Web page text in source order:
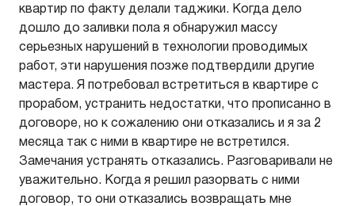
квартир по факту делали таджики. Когда дело
дошло до заливки пола я обнаружил массу
серьезных нарушений в технологии проводимых
работ, эти нарушения позже подтвердили другие
мастера. Я потребовал встретиться в квартире с
прорабом, устранить недостатки, что прописанно в
договоре, но к сожалению они отказались и я за 2
месяца так с ними в квартире не встретился.
Замечания устранять отказались. Разговаривали не
уважительно. Когда я решил разорвать с ними
договор, то они отказались возвращать мне